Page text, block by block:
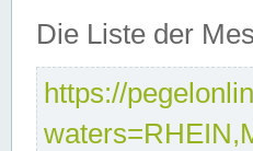
Die Liste der
https://